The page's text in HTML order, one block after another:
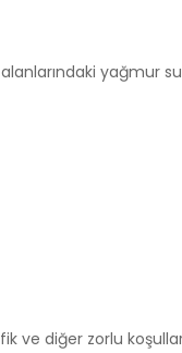
yağmur
diğer zorlu